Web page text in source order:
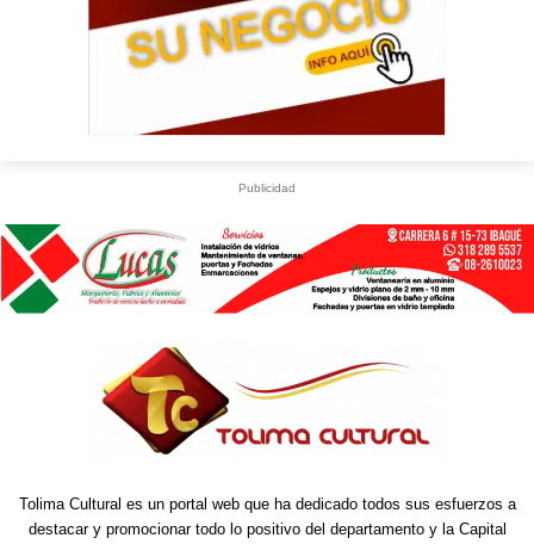
Publicidad
Tolima Cultural es un portal web que ha dedicado todos sus esfuerzos a
destacar y promocionar todo lo positivo del departamento y la Capital